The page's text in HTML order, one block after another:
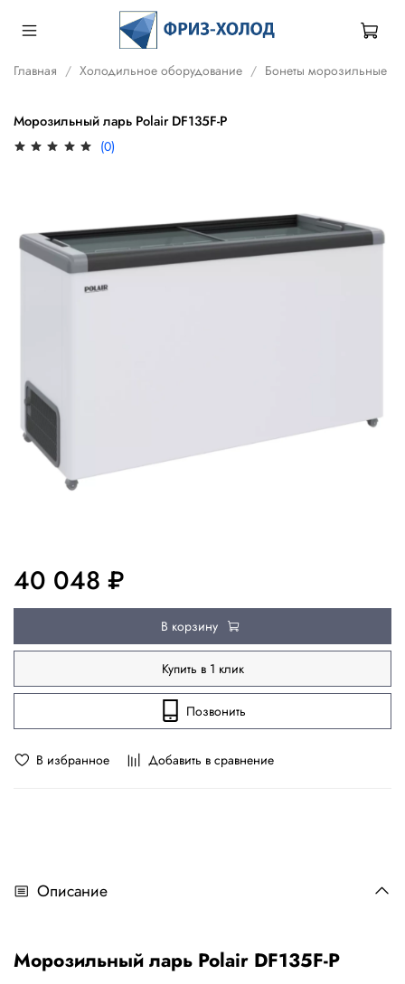
Главная Холодильное оборудование Бонеты морозильные
Морозильный ларь Polair DF135F-P
(0)
В избранное Добавить в сравнение
40 048 ₽
В корзину
Купить в 1 клик
Позвонить
Описание
Морозильный ларь Polair DF135F-P